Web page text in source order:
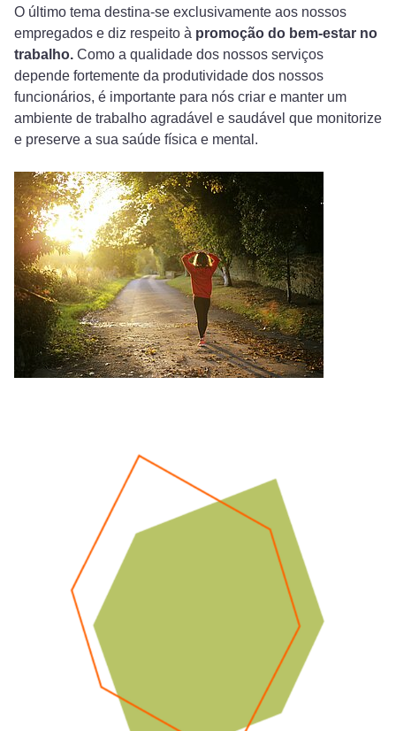
O último tema destina-se exclusivamente aos nossos
empregados e diz respeito à promoção do bem-estar no
trabalho. Como a qualidade dos nossos serviços
depende fortemente da produtividade dos nossos
funcionários, é importante para nós criar e manter um
ambiente de trabalho agradável e saudável que monitorize
e preserve a sua saúde física e mental.